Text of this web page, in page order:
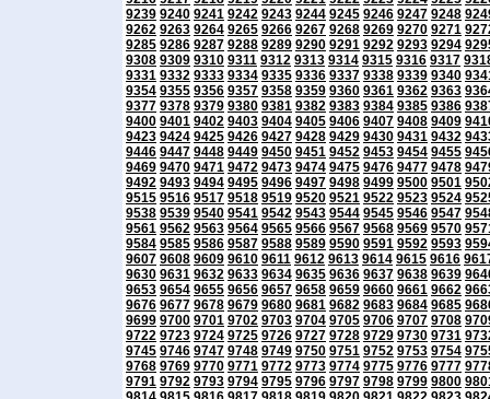
9239 9240 9241 9242 9243 9244 9245 9246 9247 9248
9262 9263 9264 9265 9266 9267 9268 9269 9270 9271
9285 9286 9287 9288 9289 9290 9291 9292 9293 9294
9308 9309 9310 9311 9312 9313 9314 9315 9316 9317
9331 9332 9333 9334 9335 9336 9337 9338 9339 9340
9354 9355 9356 9357 9358 9359 9360 9361 9362 9363
9377 9378 9379 9380 9381 9382 9383 9384 9385 9386
9400 9401 9402 9403 9404 9405 9406 9407 9408 9409
9423 9424 9425 9426 9427 9428 9429 9430 9431 9432
9446 9447 9448 9449 9450 9451 9452 9453 9454 9455
9469 9470 9471 9472 9473 9474 9475 9476 9477 9478
9492 9493 9494 9495 9496 9497 9498 9499 9500 9501
9515 9516 9517 9518 9519 9520 9521 9522 9523 9524
9538 9539 9540 9541 9542 9543 9544 9545 9546 9547
9561 9562 9563 9564 9565 9566 9567 9568 9569 9570
9584 9585 9586 9587 9588 9589 9590 9591 9592 9593
9607 9608 9609 9610 9611 9612 9613 9614 9615 9616
9630 9631 9632 9633 9634 9635 9636 9637 9638 9639
9653 9654 9655 9656 9657 9658 9659 9660 9661 9662
9676 9677 9678 9679 9680 9681 9682 9683 9684 9685
9699 9700 9701 9702 9703 9704 9705 9706 9707 9708
9722 9723 9724 9725 9726 9727 9728 9729 9730 9731
9745 9746 9747 9748 9749 9750 9751 9752 9753 9754
9768 9769 9770 9771 9772 9773 9774 9775 9776 9777
9791 9792 9793 9794 9795 9796 9797 9798 9799 9800